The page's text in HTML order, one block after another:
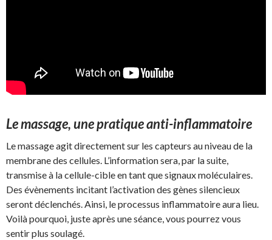
Le massage, une pratique anti-inflammatoire
Le massage agit directement sur les capteurs au niveau de la
membrane des cellules. L’information sera, par la suite,
transmise à la cellule-cible en tant que signaux moléculaires.
Des évènements incitant l’activation des gènes silencieux
seront déclenchés. Ainsi, le processus inflammatoire aura lieu.
Voilà pourquoi, juste après une séance, vous pourrez vous
sentir plus soulagé.